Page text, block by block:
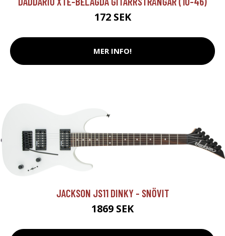
172 SEK
MER INFO!
JACKSON JS11 DINKY - SNÖVIT
1869 SEK